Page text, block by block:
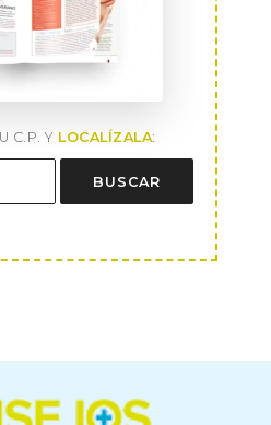
C.P. Y LOCALÍZALA:
BUSCAR